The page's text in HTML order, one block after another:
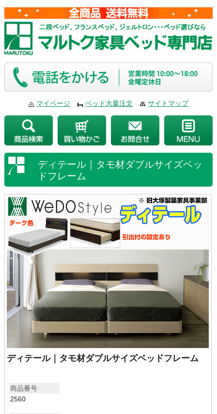
マイページ ベッド大量注文 サイトマップ
ディテール｜タモ材ダブルサイズベッ
ドフレーム
ディテール｜タモ材ダブルサイズベッドフレーム
商品番号
2560